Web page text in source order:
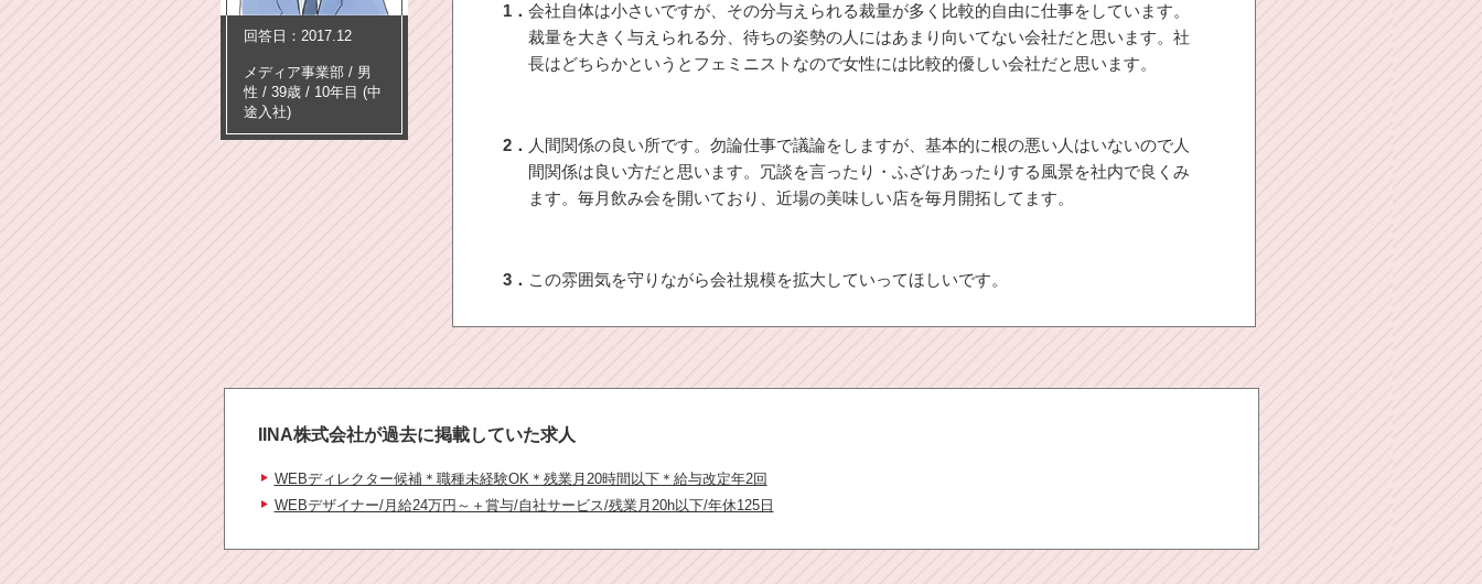
回答日：2017.12
メディア事業部 / 男
性 / 39歳 / 10年目 (中
途入社)
1． 会社自体は小さいですが、その分与えられる裁量が多く比較的自由に仕事をしています。
裁量を大きく与えられる分、待ちの姿勢の人にはあまり向いてない会社だと思います。社
長はどちらかというとフェミニストなので女性には比較的優しい会社だと思います。
2． 人間関係の良い所です。勿論仕事で議論をしますが、基本的に根の悪い人はいないので人
間関係は良い方だと思います。冗談を言ったり・ふざけあったりする風景を社内で良くみ
ます。毎月飲み会を開いており、近場の美味しい店を毎月開拓してます。
3． この雰囲気を守りながら会社規模を拡大していってほしいです。
IINA株式会社が過去に掲載していた求人
WEBディレクター候補＊職種未経験OK＊残業月20時間以下＊給与改定年2回
WEBデザイナー/月給24万円～＋賞与/自社サービス/残業月20h以下/年休125日